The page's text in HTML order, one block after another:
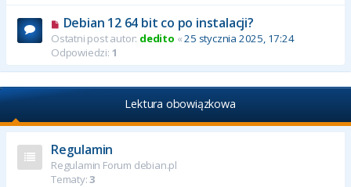
Debian 12 64 bit co po instalacji?
Ostatni post autor: dedito «25 stycznia 2025, 17:24
Odpowiedzi: 1
Lektura obowiązkowa
Regulamin
Regulamin Forum debian.pl
Tematy:3